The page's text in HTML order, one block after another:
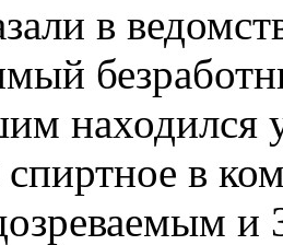
в
находился
спиртное в
и